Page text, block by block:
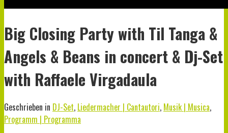
Big Closing Party with Til Tanga &
Angels & Beans in concert & Dj-Set
with Raffaele Virgadaula
Geschrieben in DJ-Set, Liedermacher | Cantautori, Musik | Musica,
Programm | Programma